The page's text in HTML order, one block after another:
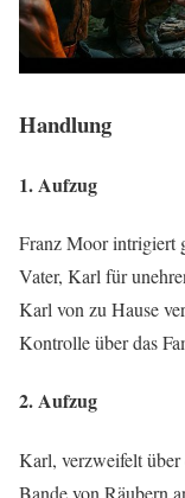
Handlung
1. Aufzug
Franz Moor intrigiert
Vater, Karl für
Karl von zu Hause
Kontrolle über das
2. Aufzug
Karl, verzweifelt
Bande von Räubern